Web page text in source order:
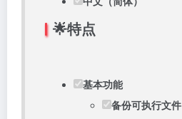
🌟特点
基本功能
备份可执行文件